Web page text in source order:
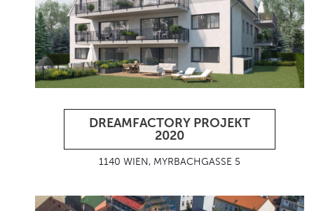
DREAMFACTORY PROJEKT
2020
1140 WIEN, MYRBACHGASSE 5